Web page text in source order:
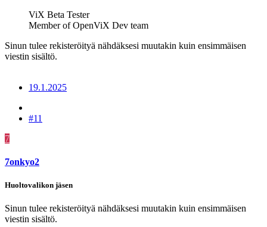
ViX Beta Tester
Member of OpenViX Dev team
Sinun tulee rekisteröityä nähdäksesi muutakin kuin ensimmäisen
viestin sisältö.
19.1.2025
#11
7
7onkyo2
Huoltovalikon jäsen
Sinun tulee rekisteröityä nähdäksesi muutakin kuin ensimmäisen
viestin sisältö.